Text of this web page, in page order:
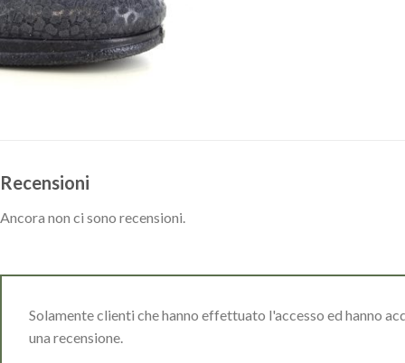
Recensioni
Ancora non ci sono recensioni.
Solamente clienti che hanno effettuato l'accesso ed hanno
una recensione.